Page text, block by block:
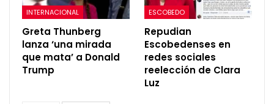
INTERNACIONAL
Greta Thunberg
lanza ‘una mirada
que mata’ a Donald
Trump
ESCOBEDO
Repudian
Escobedenses en
redes sociales
reelección de Clara
Luz